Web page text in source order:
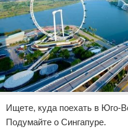
Ищете, куда поехать в Юго-
Подумайте о Сингапуре.